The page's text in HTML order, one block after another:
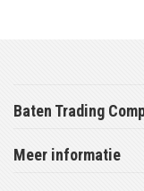
Baten Trading
Meer informatie